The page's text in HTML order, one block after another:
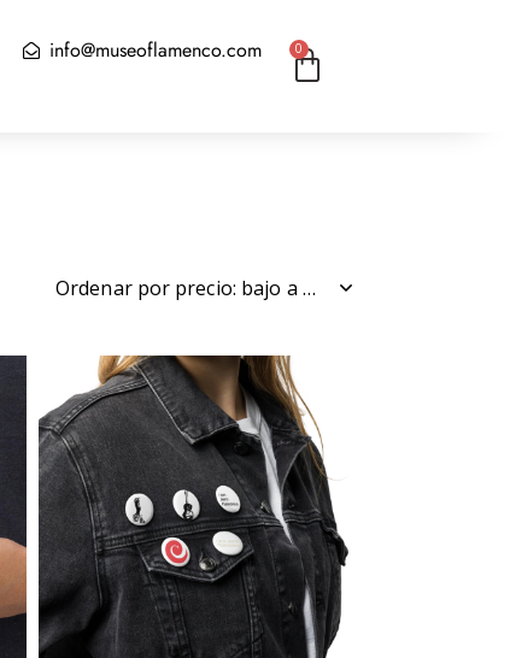
info@museoflamenco.com 0